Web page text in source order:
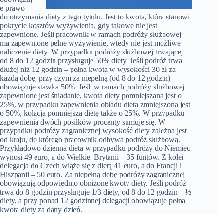
e prawo
do otrzymania diety z tego tytułu. Jest to kwota, która stanowi
pokrycie kosztów wyżywienia, gdy takowe nie jest
zapewnione. Jeśli pracownik w ramach podróży służbowej
ma zapewnione pełne wyżywienie, wtedy nie jest możliwe
naliczenie diety. W przypadku podróży służbowej trwającej
od 8 do 12 godzin przysługuje 50% diety. Jeśli podróż trwa
dłużej niż 12 godzin – pełna kwota w wysokości 30 zł za
każdą dobę, przy czym za niepełną (od 8 do 12 godzin)
obowiązuje stawka 50%. Jeśli w ramach podróży służbowej
zapewnione jest śniadanie, kwota diety pomniejszana jest o
25%, w przypadku zapewnienia obiadu dieta zmniejszona jest
o 50%, kolacja pomniejsza dietę także o 25%. W przypadku
zapewnienia dwóch posiłków procenty sumuje się. W
przypadku podróży zagranicznej wysokość diety zależna jest
od kraju, do którego pracownik odbywa podróż służbową.
Przykładowo dzienna dieta w przypadku podróży do Niemiec
wynosi 49 euro, a do Wielkiej Brytanii – 35 funtów. Z kolei
delegacja do Czech wiąże się z dietą 41 euro, a do Francji i
Hiszpanii – 50 euro. Za niepełną dobę podróży zagranicznej
obowiązują odpowiednio obniżone kwoty diety. Jeśli podróż
trwa do 8 godzin przysługuje 1/3 diety, od 8 do 12 godzin – ½
diety, a przy ponad 12 godzinnej delegacji obowiązuje pełna
kwota diety za dany dzień.